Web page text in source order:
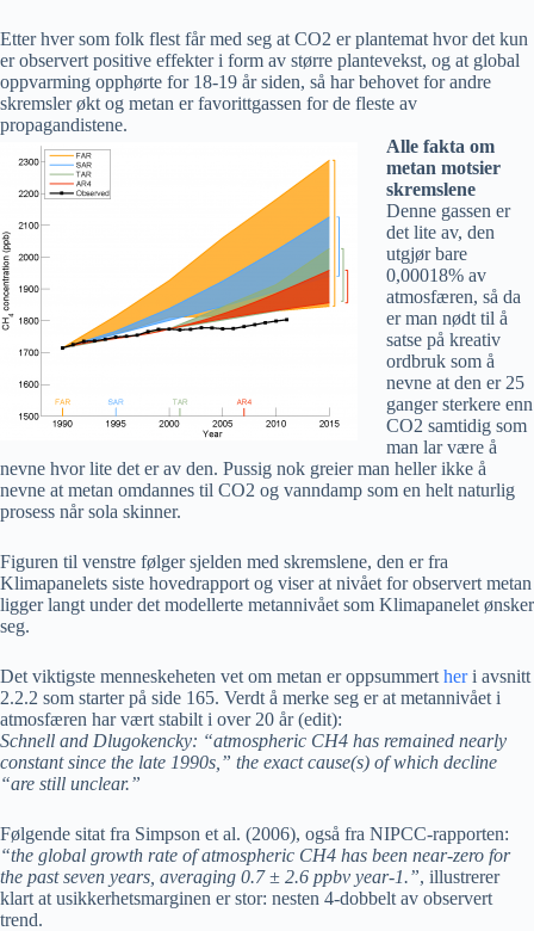
Etter hver som folk flest får med seg at CO2 er plantemat hvor det kun
er observert positive effekter i form av større plantevekst, og at global
oppvarming opphørte for 18-19 år siden, så har behovet for andre
skremsler økt og metan er favorittgassen for de fleste av
propagandistene.
Alle fakta om
metan motsier
skremslene
Denne gassen er
det lite av, den
utgjør bare
0,00018% av
atmosfæren, så da
er man nødt til å
satse på kreativ
ordbruk som å
nevne at den er 25
ganger sterkere enn
CO2 samtidig som
man lar være å
nevne hvor lite det er av den. Pussig nok greier man heller ikke å
nevne at metan omdannes til CO2 og vanndamp som en helt naturlig
prosess når sola skinner.
Figuren til venstre følger sjelden med skremslene, den er fra
Klimapanelets siste hovedrapport og viser at nivået for observert metan
ligger langt under det modellerte metannivået som Klimapanelet ønsker
seg.
Det viktigste menneskeheten vet om metan er oppsummert heri avsnitt
2.2.2 som starter på side 165. Verdt å merke seg er at metannivået i
atmosfæren har vært stabilt i over 20 år (edit):
Schnell and Dlugokencky: “atmospheric CH4 has remained nearly
constant since the late 1990s,” the exact cause(s) of which decline
“are still unclear.”
Følgende sitat fra Simpson et al. (2006), også fra NIPCC-rapporten:
“the global growth rate of atmospheric CH4 has been near-zero for
the past seven years, averaging 0.7 ± 2.6 ppbv year-1.”, illustrerer
klart at usikkerhetsmarginen er stor: nesten 4-dobbelt av observert
trend.